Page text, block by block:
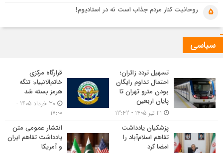
5 روحانیت کنار مردم جذاب است نه در استادیوم!
سیاسی
تسهیل تردد زائران؛
احتمال تداوم رایگان
بودن مترو تهران تا
پایان اربعین
قرارگاه مرکزی
خاتم‌الانبیاء: تنگه
هرمز بسته شد
30 خرداد 1405 -
17:00
پزشکیان یادداشت
تفاهم اسلام‌آباد را
امضا کرد
انتشار عمومی متن
یادداشت تفاهم ایران
و آمریکا